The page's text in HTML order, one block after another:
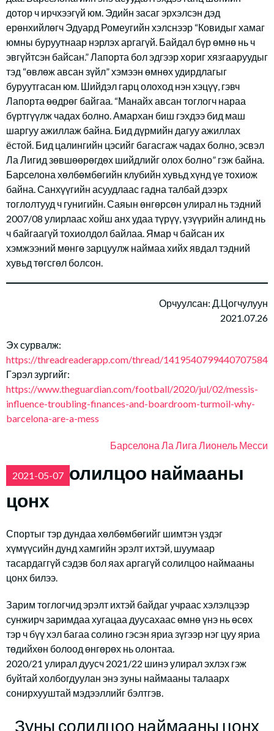
дотор ч ирчхээгүй юм. Эдийн засаг эрхэлсэн дэд
ерөнхийлөгч Эдуард Ромеугийн хэлснээр “Ковидыг хамаг
юмны буруутнаар нэрлэх аргагүй. Байдал бүр өмнө нь ч
эвгүйтсэн байсан.” Лапорта бол эдгээр хориг хязгааруудыг
тэд “өвлөж авсан зүйл” хэмээн өмнөх удирдлагыг
буруутгасан юм. Шийдэл гарц олоход нэн хэцүү, гэвч
Лапорта өөдрөг байгаа. “Манайх авсан тоглогч нараа
бүртгүүлж чадах болно. Амархан биш гэхдээ бид маш
шаргуу ажиллаж байна. Бид дүрмийн дагуу ажиллах
ёстой. Бид цалингийн цэсийг багасгаж чадах болно, эсвэл
Ла Лигид зөвшөөрөгдөх шийдлийг олох болно” гэж байна.
Барселона хөлбөмбөгийн клубийн хувьд хүнд үе тохиож
байна. Санхүүгийн асуудлаас гадна талбай дээрх
тоглолтууд ч гунигийн. Саяын өнгөрсөн улирал нь тэдний
2007/08 улирлаас хойш анх удаа түрүү, үзүүрийн алинд нь
ч байгаагүй тохиолдол байлаа. Ямар ч байсан их
хэмжээний мөнгө зарцуулж наймаа хийх явдал тэдний
хувьд төгсгөл болсон.
Орчуулсан: Д.Цогчулуун
2021.07.26
Эх сурвалж:
https://threadreaderapp.com/thread/
Гэрэл зургийг:
https://www.theguardian.com/football/2020/jul/02/messis-
influence-troubling-finances-and-boardroom-turmoil-why-
barcelona-are-a-mess
Барселона Ла Лига Лионель Месси
2021-05-07
Зуны солилцоо наймааны
цонх
Спортыг тэр дундаа хөлбөмбөгийг шимтэн үздэг
хүмүүсийн дунд хамгийн эрэлт ихтэй, шуумаар
тасардаггүй сэдэв бол яах аргагүй солилцоо наймааны
цонх билээ.
Зарим тоглогчид эрэлт ихтэй байдаг учраас хэлэлцээр
сунжирч заримдаа хугацаа дуусахаас өмнө үнэ нь өсөх
тэр ч бүү хэл багаа солино гэсэн яриа зүгээр нэг цуу яриа
төдийхөн болоод өнгөрөх нь олонтаа.
2020/21 улирал дуусч 2021/22 шинэ улирал эхлэх гэж
буйтай холбогдуулан энэ зуны наймааны талаарх
сонирхууштай мэдээллийг бэлтгэв.
Зуны солилцоо наймааны цонх